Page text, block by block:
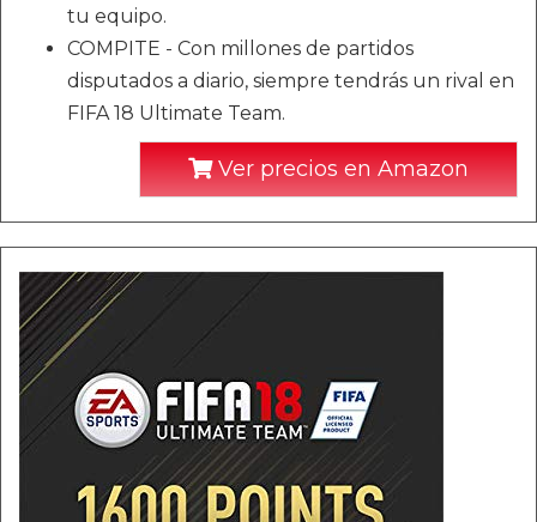
tu equipo.
COMPITE - Con millones de partidos
disputados a diario, siempre tendrás un rival en
FIFA 18 Ultimate Team.
Ver precios en Amazon